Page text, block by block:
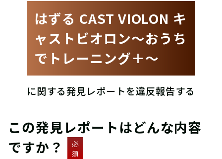
はずる CAST VIOLON キ
ャストビオロン〜おうち
でトレーニング＋〜
に関する発見レポートを違反報告する
この発見レポートはどんな内容
ですか？
必
須